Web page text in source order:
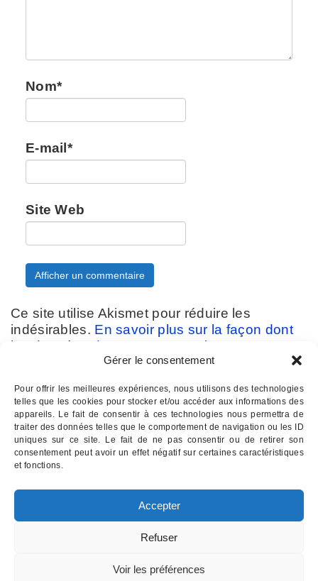
Gérer le consentement
Pour offrir les meilleures expériences, nous utilisons des technologies
telles que les cookies pour stocker et/ou accéder aux informations des
appareils. Le fait de consentir à ces technologies nous permettra de
traiter des données telles que le comportement de navigation ou les ID
uniques sur ce site. Le fait de ne pas consentir ou de retirer son
consentement peut avoir un effet négatif sur certaines caractéristiques
et fonctions.
Accepter
Refuser
Voir les préférences
Nom*
E-mail*
Site Web
Ce site utilise Akismet pour réduire les
indésirables. En savoir plus sur la façon dont
les données de vos commentaires sont
Contactez-nous :07 82 11 22 85
INSTITUT D'HYPNOSE PALOIS
Institut d'Hypnose Palois - 17 rue d'Etigny - 64000 PAU